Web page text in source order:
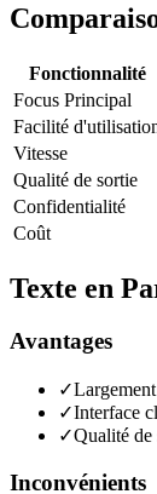
Fonctionnalité
Focus Principal
Facilité
Vitesse
Qualité de sortie
Confidentialité
Coût
Texte en
Avantages
✓
✓Interface
✓Qualité de
Inconvénients